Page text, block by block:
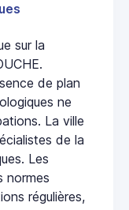
sur la
de plan
ne
La ville
de la
Les
normes
régulières,